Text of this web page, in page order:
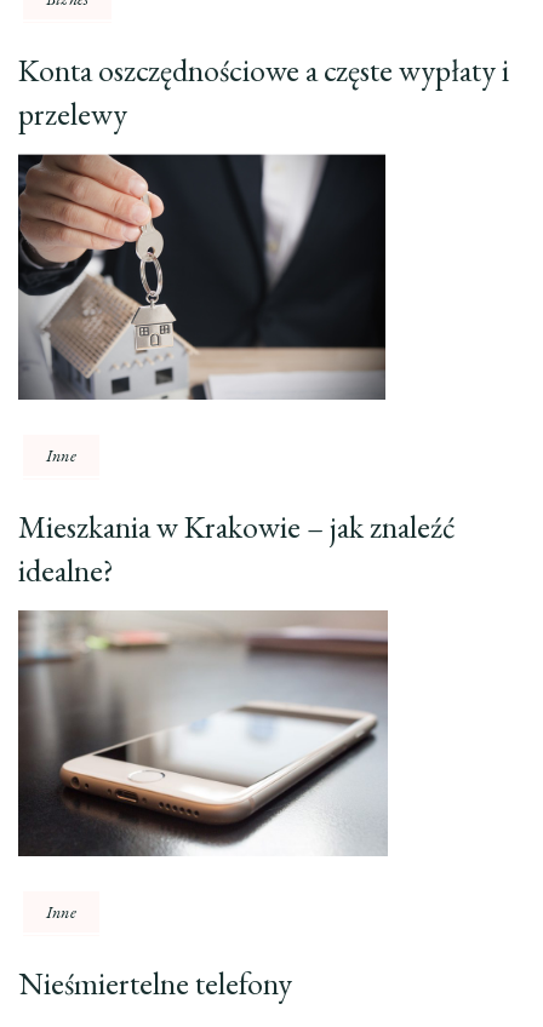
Konta oszczędnościowe a częste wypłaty i
przelewy
Inne
Mieszkania w Krakowie – jak znaleźć
idealne?
Inne
Nieśmiertelne telefony